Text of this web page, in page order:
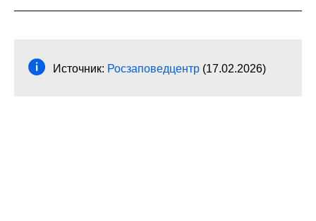
Источник: Росзаповедцентр (17.02.2026)